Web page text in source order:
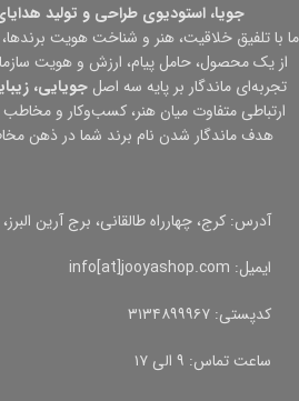
جویا، استودیوی طراحی و تولید
ما با تلفیق خلاقیت، هنر و شناخت هویت
از یک محصول، حامل پیام، ارزش و هویت
تجربه‌ای ماندگار بر پایه سه اصلجویایی،
ارتباطی متفاوت میان هنر، کسب‌وکار و مخاطب
هدف ماندگار شدن نام برند شما در ذهن
آدرس: کرج، چهارراه طالقانی، برج آرین البرز،
ایمیل: info[at]jooyashop.com
کدپستی: ۳۱۳۴۸۹۹۹۶۷
ساعت تماس: ۹ الی ۱۷